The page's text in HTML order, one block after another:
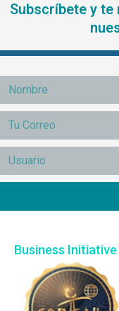
Subscríbete y
Business